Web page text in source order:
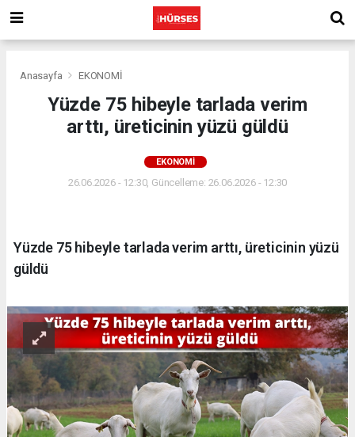
Anasayfa EKONOMİ
Yüzde 75 hibeyle tarlada verim
arttı, üreticinin yüzü güldü
EKONOMİ
26.06.2026 - 12:30, Güncelleme: 26.06.2026 - 12:30
Yüzde 75 hibeyle tarlada verim arttı, üreticinin yüzü
güldü